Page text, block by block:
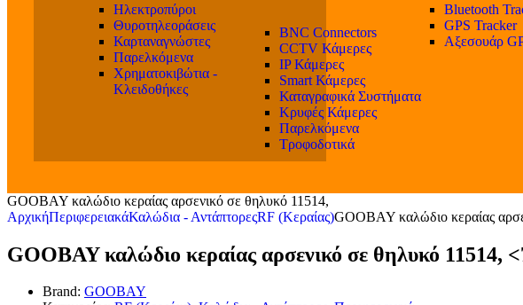
Ηλεκτροπύροι
Θυροτηλεοράσεις
Καρταναγνώστες
Παρελκόμενα
Χρηματοκιβώτια -
Κλειδοθήκες
BNC Connectors
CCTV Κάμερες
IP Κάμερες
Smart Κάμερες
Καταγραφικά Συστήματα
Κρυφές Κάμερες
Παρελκόμενα
Τροφοδοτικά
Bluetooth
GPS Tracker
Αξεσουάρ
GOOBAY καλώδιο κεραίας αρσενικό σε θηλυκό 11514,
ΑρχικήΠεριφερειακάΚαλώδια - ΑντάπτορεςRF (Κεραίας)GOOBAY καλώδιο κεραίας
GOOBAY καλώδιο κεραίας αρσενικό σε θηλυκό 11514,
Brand: GOOBAY